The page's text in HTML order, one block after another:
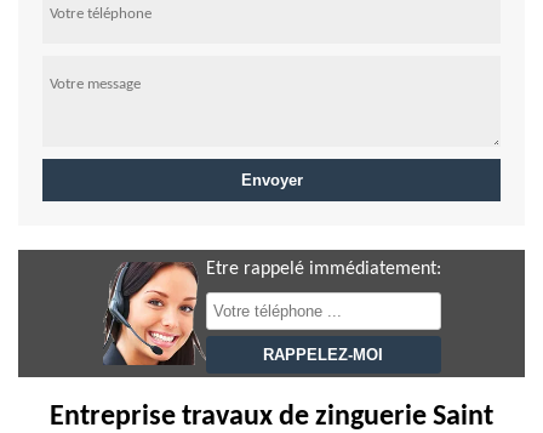
Etre rappelé immédiatement:
Entreprise travaux de zinguerie Saint